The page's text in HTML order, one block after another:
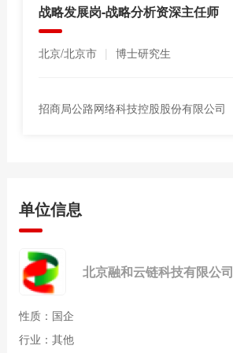
战略发展岗-战略分析资深主任师
北京/北京市 | 博士研究生
招商局公路网络科技控股股份有限公司
单位信息
北京融和云链科技有限公司
性质：国企
行业：其他